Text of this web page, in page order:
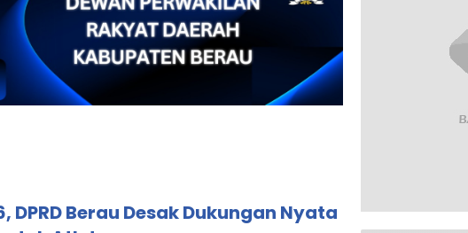
Berau Desak Dukungan Nyata